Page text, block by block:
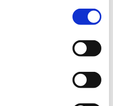
K45
od 2 do 12 modułów
ALU